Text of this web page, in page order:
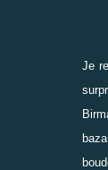
Je